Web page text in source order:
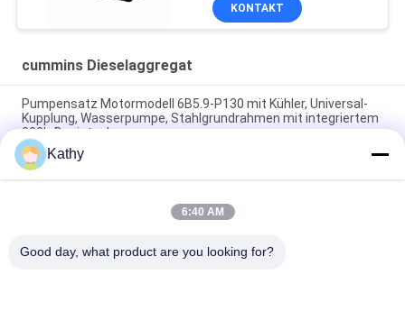
KONTAKT
cummins Dieselaggregat
Pumpensatz Motormodell 6B5.9-P130 mit Kühler, Universal-
Kupplung, Wasserpumpe, Stahlgrundrahmen mit integriertem
200L-Basistank
8 Stunden Treibstoffbehälter CUMMINS Dieselgenerator Set
mit Dieselantrieb für Schutzgrad IP23
Dieselaggregat-Cumminss SC350E5S CUMMINS industrieller
Kathy
6:40 AM
Good day, what product are you looking for?